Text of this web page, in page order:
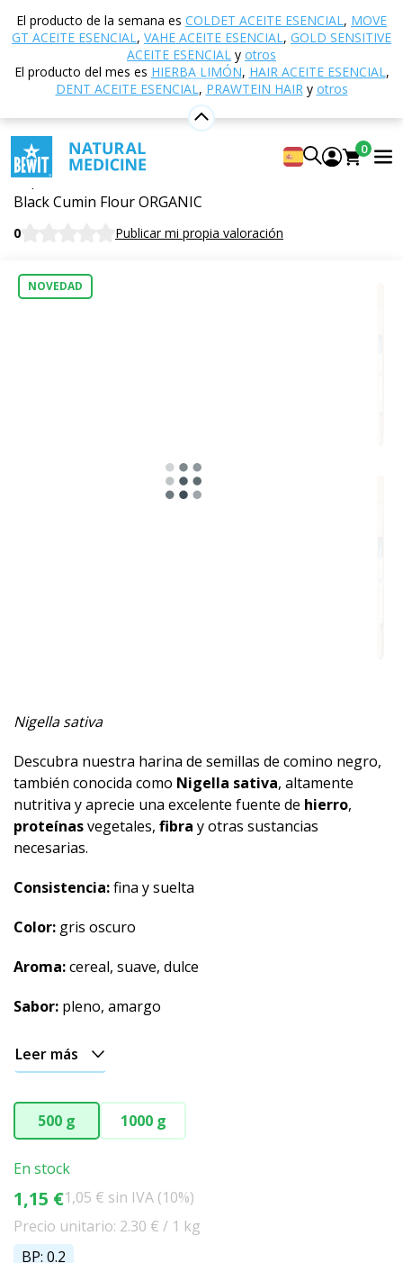
El producto de la semana es COLDET ACEITE ESENCIAL, MOVE
GT ACEITE ESENCIAL, VAHE ACEITE ESENCIAL, GOLD SENSITIVE
ACEITE ESENCIAL y otros
El producto del mes es HIERBA LIMÓN, HAIR ACEITE ESENCIAL,
DENT ACEITE ESENCIAL, PRAWTEIN HAIRy otros
0
Inicio Tienda electrónica
dietéticos
Alimentos Harinas nutritivas
Harina
de comino negro – sin gluten, BIO
Harina de comino negro – sin gluten,
BIO
Superalimento
Black Cumin Flour ORGANIC
0 Publicar mi propia valoración
NOVEDAD
Nigella sativa
Descubra nuestra harina de semillas de comino negro,
también conocida como Nigella sativa, altamente
nutritiva y aprecie una excelente fuente de hierro,
proteínasvegetales, fibra y otras sustancias
necesarias.
Consistencia:fina y suelta
Color: gris oscuro
Aroma:cereal, suave, dulce
Sabor: pleno, amargo
Leer más
500 g 1000 g
En stock
1,15 €1,05 € sin IVA (10%)
Precio unitario: 2.30 € / 1 kg
BP: 0.2